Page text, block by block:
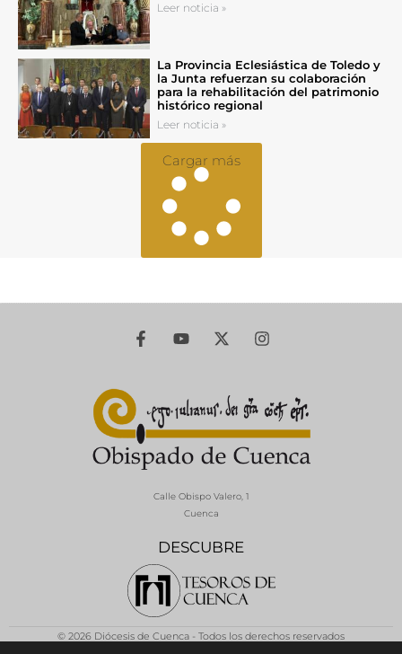
Leer noticia »
La Provincia Eclesiástica de Toledo y
la Junta refuerzan su colaboración
para la rehabilitación del patrimonio
histórico regional
Leer noticia »
Cargar más
DESCUBRE
Calle Obispo Valero, 1
Cuenca
© 2026 Diócesis de Cuenca - Todos los derechos reservados